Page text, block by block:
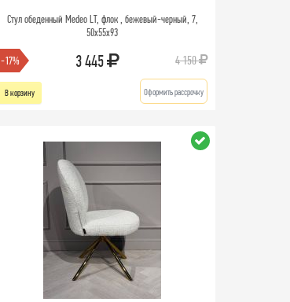
Стул обеденный Medeo LT, флок , бежевый-черный, 7,
50х55х93
-17% 3 445 4 150
В корзину Оформить рассрочку